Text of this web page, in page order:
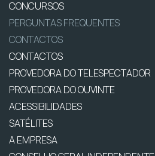
CONCURSOS
PERGUNTAS FREQUENTES
CONTACTOS
CONTACTOS
PROVEDORA DO TELESPECTADOR
PROVEDORA DO OUVINTE
ACESSIBILIDADES
SATÉLITES
A EMPRESA